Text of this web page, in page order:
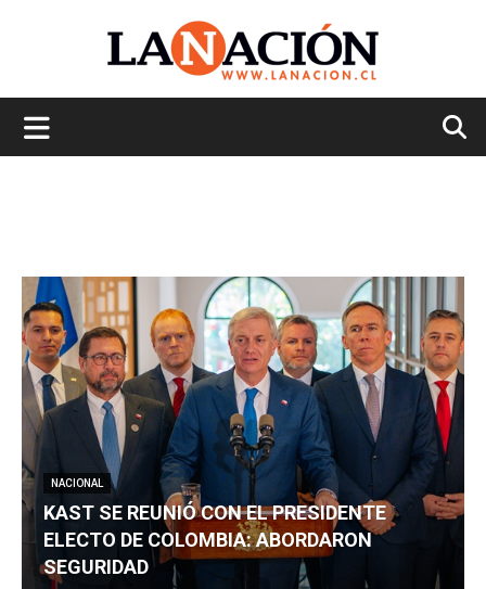
NACIONAL
KAST SE REUNIÓ CON EL PRESIDENTE
ELECTO DE COLOMBIA: ABORDARON
SEGURIDAD